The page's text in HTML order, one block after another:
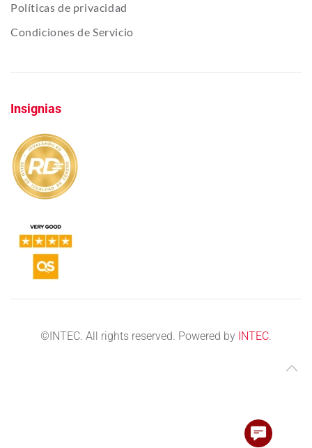
Políticas de privacidad
Condiciones de Servicio
Insignias
© INTEC. All rights reserved. Powered by INTEC.